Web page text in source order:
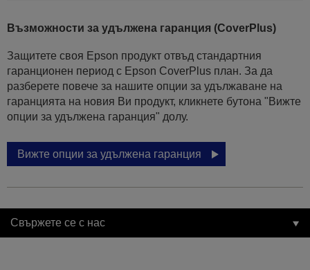
Възможности за удължена гаранция (CoverPlus)
Защитете своя Epson продукт отвъд стандартния
гаранционен период с Epson CoverPlus план. За да
разберете повече за нашите опции за удължаване на
гаранцията на новия Ви продукт, кликнете бутона "Вижте
опции за удължена гаранция" долу.
Вижте опции за удължена гаранция
Свържете се с нас